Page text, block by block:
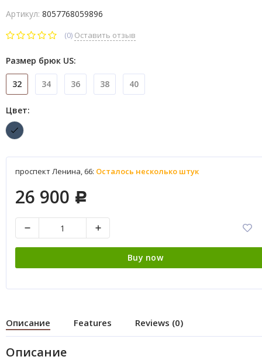
Артикул: 8057768059896
(0) Оставить отзыв
Размер брюк US:
32 34 36 38 40
Цвет:
проспект Ленина, 66: Осталось несколько штук
26 900 Р
Buy now
Описание Features Reviews (0)
Описание